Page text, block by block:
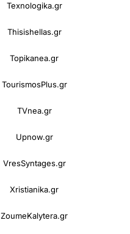
Texnologika.gr
Thisishellas.gr
Topikanea.gr
TourismosPlus.gr
TVnea.gr
Upnow.gr
VresSyntages.gr
Xristianika.gr
ZoumeKalytera.gr